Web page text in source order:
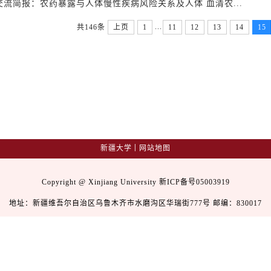
流简报：农药暴露与人体慢性疾病风险关系及人体 血清农...
共146条 上页 1 11 12 13 14 15
新疆大学 网站地图
Copyright @ Xinjiang University 新ICP备号05003919
地址：新疆维吾尔自治区乌鲁木齐市水磨沟区华瑞街777号 邮编：830017